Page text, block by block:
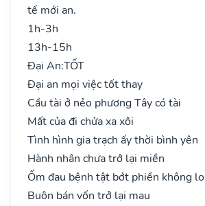
tế mới an.
1h-3h
13h-15h
Đại An:TỐT
Đại an mọi việc tốt thay
Cầu tài ở nẻo phương Tây có tài
Mất của đi chửa xa xôi
Tình hình gia trạch ấy thời bình yên
Hành nhân chưa trở lại miền
Ốm đau bệnh tật bớt phiền không lo
Buôn bán vốn trở lại mau